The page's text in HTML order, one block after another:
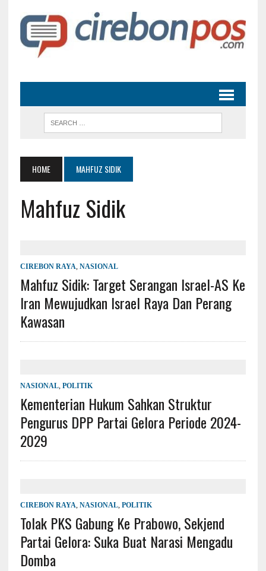
HOME MAHFUZ SIDIK
Mahfuz Sidik
CIREBON RAYA NASIONAL
Mahfuz Sidik: Target Serangan Israel-AS Ke
Iran Mewujudkan Israel Raya Dan Perang
Kawasan
NASIONAL, POLITIK
Kementerian Hukum Sahkan Struktur
Pengurus DPP Partai Gelora Periode 2024-
2029
CIREBON RAYA NASIONAL, POLITIK
Tolak PKS Gabung Ke Prabowo, Sekjend
Partai Gelora: Suka Buat Narasi Mengadu
Domba